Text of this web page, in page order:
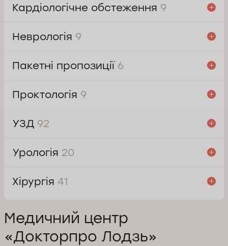
Кардіологічне обстеження 9
Неврологія 9
Пакетні пропозиції 6
Проктологія 9
УЗД 92
Урологія 20
Хірургія 41
Медичний центр
«Докторпро Лодзь»